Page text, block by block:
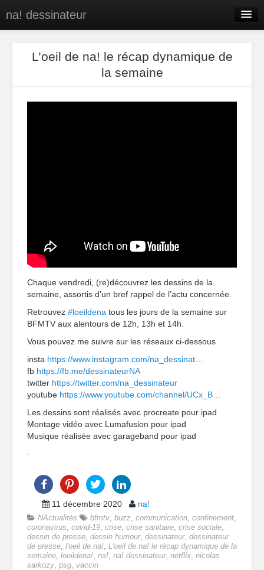
na! dessinateur
PresseL’oeil de na! le récap dynamique de
la semaine
Chaque vendredi, (re)découvrez les dessins de la
semaine, assortis d’un bref rappel de l’actu concernée.
Retrouvez #loeildena tous les jours de la semaine sur
BFMTV aux alentours de 12h, 13h et 14h.
Vous pouvez me suivre sur les réseaux ci-dessous
insta https://www.instagram.com/na_dessinat…
fb https://fb.me/dessinateurNA
twitter https://twitter.com/na_dessinateur
youtube https://www.youtube.com/channel/UCx_B…
Les dessins sont réalisés avec procreate pour ipad
Montage vidéo avec Lumafusion pour ipad
Musique réalisée avec garageband pour ipad
11 décembre 2020 na!
NActualités bfmtv, buzz, communication, confinement,
coronavirus, covid-19, crise, crise sanitaire, crise sociale,
dessin de presse, dessin humour, dessinateur, dessinateur
de presse, l'oeil de na!, L'oeil de na! le récap dynamique de la
semaine, loeildena!, na!, na! dessinateur, netflix, nicolas
sarkozy, psg, vaccin